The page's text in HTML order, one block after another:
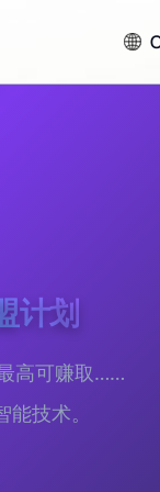
计划
高可赚取……
技术。